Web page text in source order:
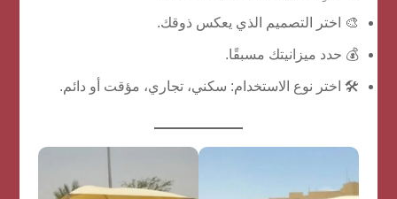
🎨 اختر التصميم الذي يعكس ذوقك.
💰 حدد ميزانيتك مسبقًا.
🛠️ اختر نوع الاستخدام: سكني، تجاري، مؤقت أو دائم.